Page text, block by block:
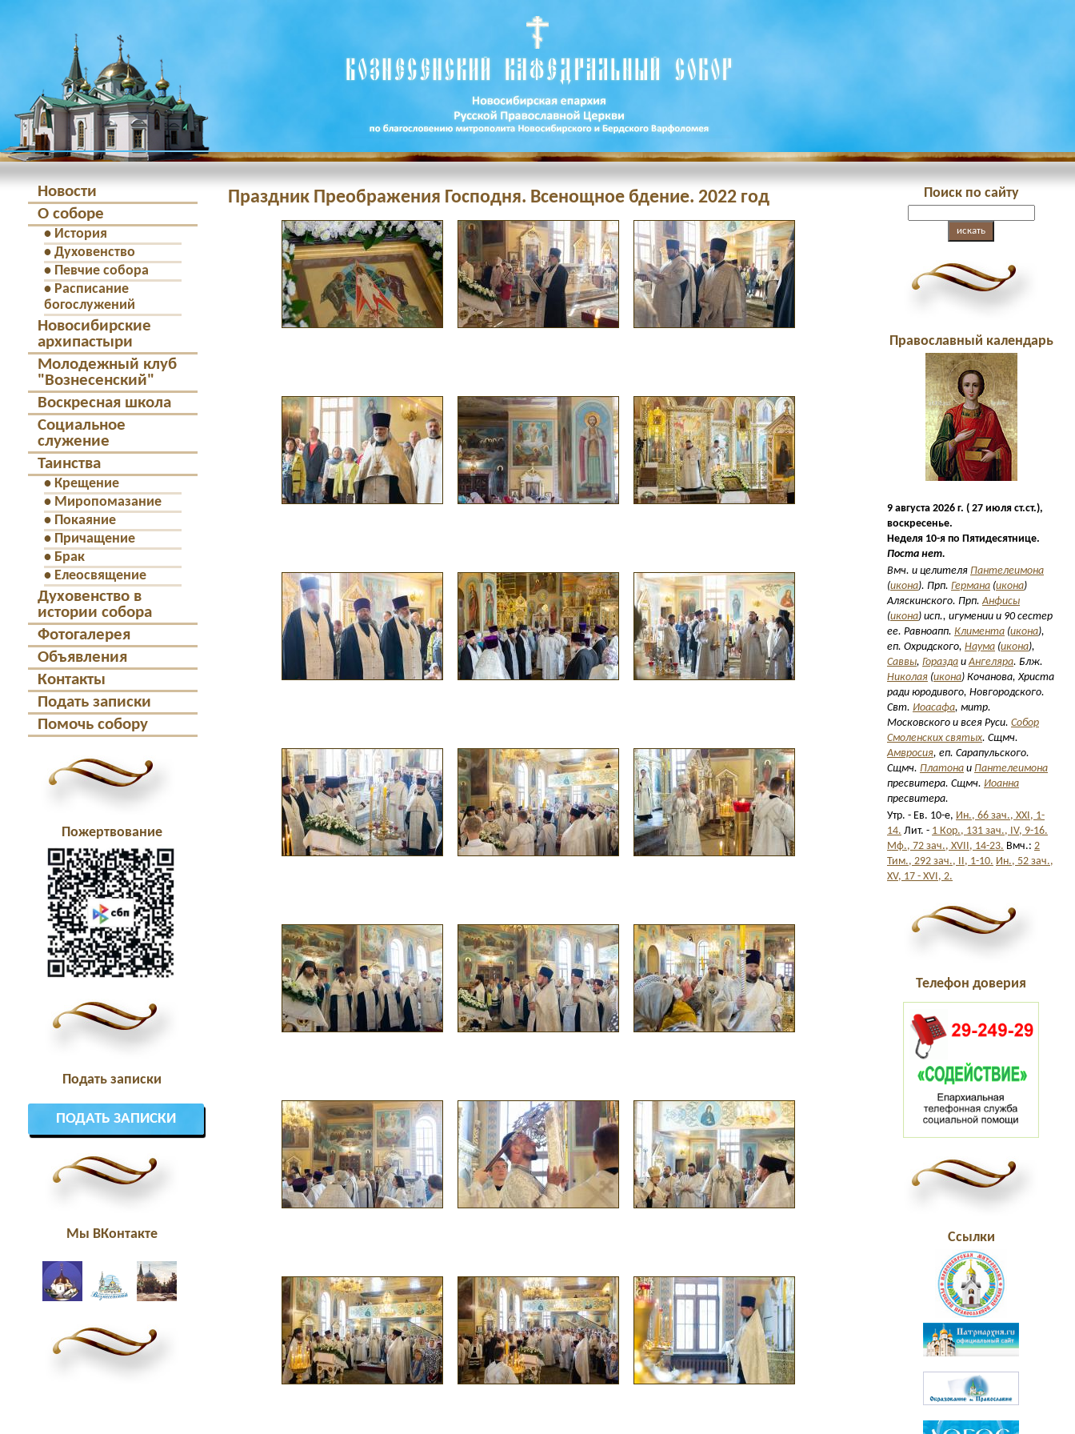
Праздник Преображения Господня. Всенощное бдение. 2022 год
Новости
О соборе
• История
• Духовенство
• Певчие собора
• Расписание
богослужений
Новосибирские
архипастыри
Молодежный клуб
"Вознесенский"
Воскресная школа
Социальное
служение
Таинства
• Крещение
• Миропомазание
• Покаяние
• Причащение
• Брак
• Елеосвящение
Духовенство в
истории собора
Фотогалерея
Объявления
Контакты
Подать записки
Помочь собору
Пожертвование
Подать записки
ПОДАТЬ ЗАПИСКИ
Мы ВКонтакте
Поиск по сайту
Православный календарь
9 августа 2026 г. ( 27 июля ст.ст.),
воскресенье.
Неделя 10-я по Пятидесятнице.
Поста нет.
Вмч. и целителя Пантелеимона
(икона). Прп. Германа (икона)
Аляскинского. Прп.Анфисы
(икона) исп., игумении и 90 сестер
ее. Равноапп. Климента (икона),
еп. Охридского, Наума (икона),
Саввы, Горазда иАнгеляра. Блж.
Николая (икона) Кочанова, Христа
ради юродивого, Новгородского.
Свт. Иоасафа, митр.
Московского и всея Руси. Собор
Смоленских святых. Сщмч.
Амвросия, еп. Сарапульского.
Сщмч. Платона и Пантелеимона
пресвитера. Сщмч. Иоанна
пресвитера.
Утр. - Ев. 10-е, Ин., 66 зач., XXI, 1-
14. Лит. - 1 Кор., 131 зач., IV, 9-16.
Мф., 72 зач., XVII, 14-23. Вмч.: 2
Тим., 292 зач., II, 1-10. Ин., 52 зач.,
XV, 17 - XVI, 2.
Телефон доверия
Ссылки